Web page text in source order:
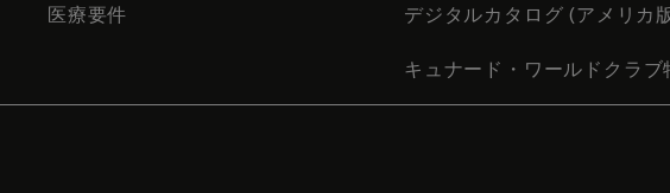
医療要件 デジタルカタログ (アメリカ
キュナード・ワールドクラブ